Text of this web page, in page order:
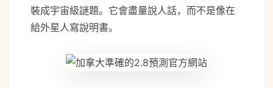
裝成宇宙級謎題。它會盡量說人話，而不是像在
給外星人寫說明書。